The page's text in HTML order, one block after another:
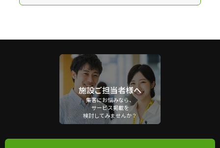
施設ご担当者様へ
集客にお悩みなら、
サービス掲載を
検討してみませんか？